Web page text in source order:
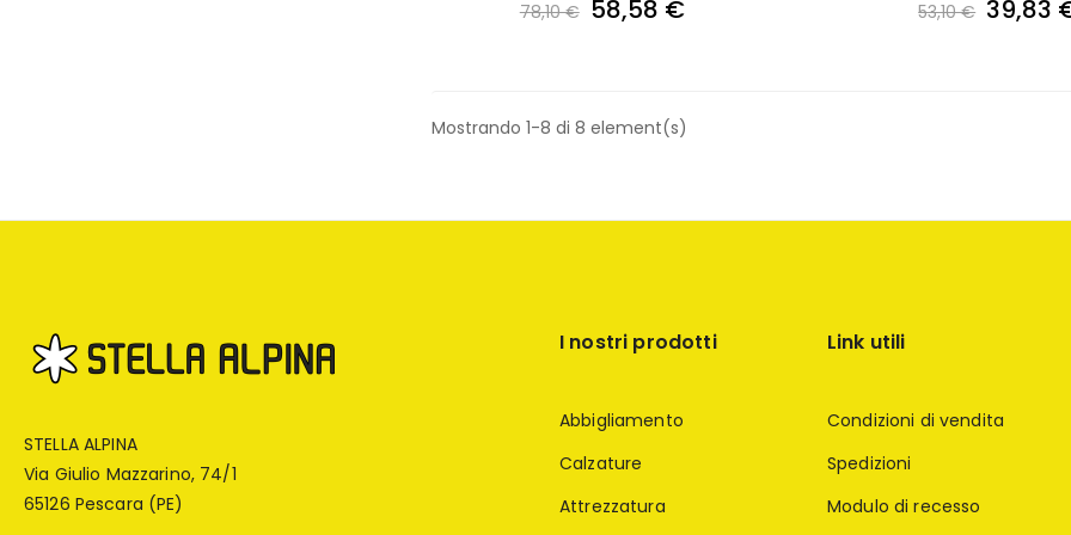
78,10 € 58,58 € 53,10 € 39,83
Mostrando 1-8 di 8 element(s)
STELLA ALPINA
Via Giulio Mazzarino, 74/1
65126 Pescara (PE)
I nostri prodotti
Abbigliamento
Calzature
Attrezzatura
Link utili
Condizioni di vendita
Spedizioni
Modulo di recesso